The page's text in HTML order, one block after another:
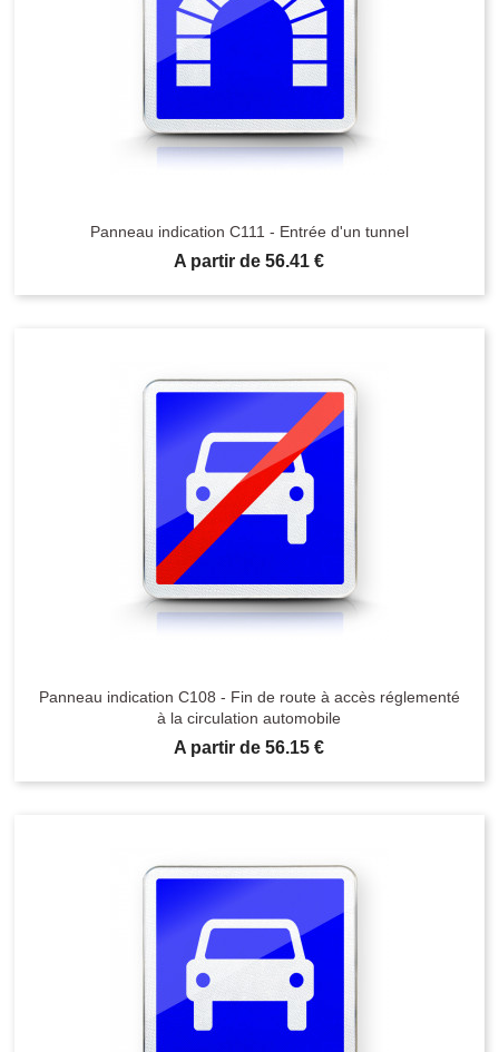
Panneau indication C111 - Entrée d'un tunnel
Prix
A partir de 56.41 €
Panneau indication C108 - Fin de route à accès réglementé
à la circulation automobile
Prix
A partir de 56.15 €